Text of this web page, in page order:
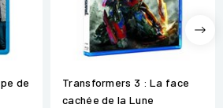
de
Transformers 3 : La face
cachée de la Lune